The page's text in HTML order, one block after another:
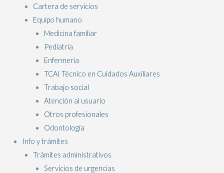
Cartera de servicios
Equipo humano
Medicina familiar
Pediatría
Enfermería
TCAI Técnico en Cuidados Auxiliares
Trabajo social
Atención al usuario
Otros profesionales
Odontología
Info y trámites
Trámites administrativos
Servicios de urgencias